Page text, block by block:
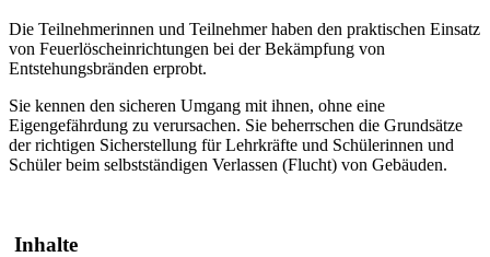
Die Teilnehmerinnen und Teilnehmer haben den praktischen Einsatz
von Feuerlöscheinrichtungen bei der Bekämpfung von
Entstehungsbränden erprobt.
Sie kennen den sicheren Umgang mit ihnen, ohne eine
Eigengefährdung zu verursachen. Sie beherrschen die Grundsätze
der richtigen Sicherstellung für Lehrkräfte und Schülerinnen und
Schüler beim selbstständigen Verlassen (Flucht) von Gebäuden.
Inhalte